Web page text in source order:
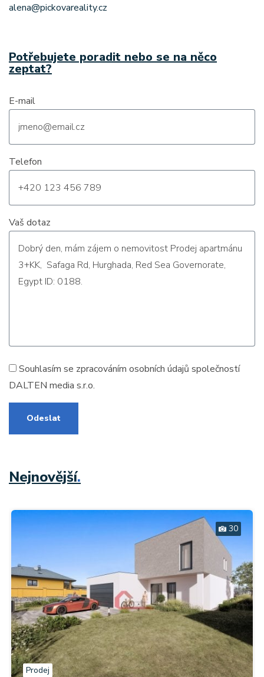
alena@pickovareality.cz
Potřebujete poradit nebo se na něco
zeptat?
E-mail
Telefon
Vaš dotaz
Souhlasím se zpracováním osobních údajů společností
DALTEN media s.r.o.
Odeslat
Nejnovější.
30
Prodej